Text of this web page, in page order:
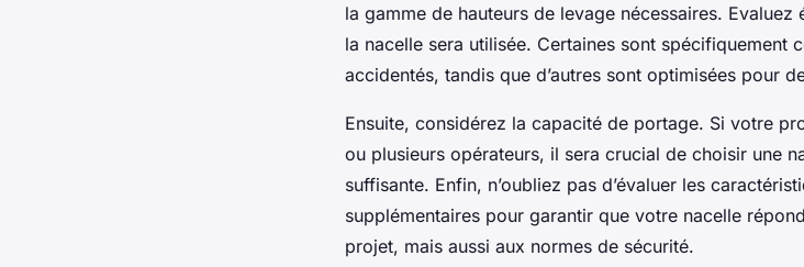
la gamme de hauteurs de levage nécessaires.
la nacelle sera utilisée. Certaines sont spécifiquement
accidentés, tandis que d’autres sont optimisées pour
Ensuite, considérez la capacité de portage. Si votre
ou plusieurs opérateurs, il sera crucial de choisir une
suffisante. Enfin, n’oubliez pas d’évaluer les
supplémentaires pour garantir que votre nacelle
projet, mais aussi aux normes de sécurité.